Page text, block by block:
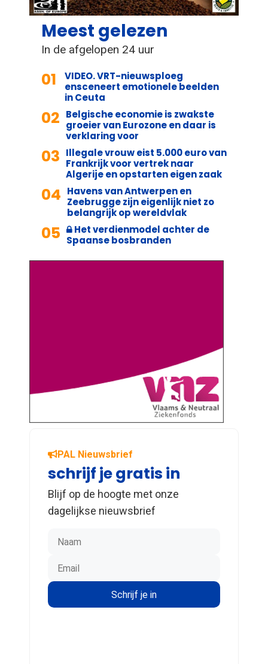
Meest gelezen
In de afgelopen 24 uur
01
VIDEO. VRT-nieuwsploeg
ensceneert emotionele beelden
in Ceuta
02 Belgische economie is zwakste
groeier van Eurozone en daar is
verklaring voor
03 Illegale vrouw eist 5.000 euro van
Frankrijk voor vertrek naar
Algerije en opstarten eigen zaak
04 Havens van Antwerpen en
Zeebrugge zijn eigenlijk niet zo
belangrijk op wereldvlak
05
Het verdienmodel achter de
Spaanse bosbranden
PAL Nieuwsbrief
schrijf je gratis in
Blijf op de hoogte met onze
dagelijkse nieuwsbrief